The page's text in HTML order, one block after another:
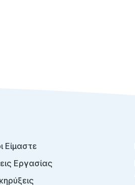
Είμαστε
Εργασίας